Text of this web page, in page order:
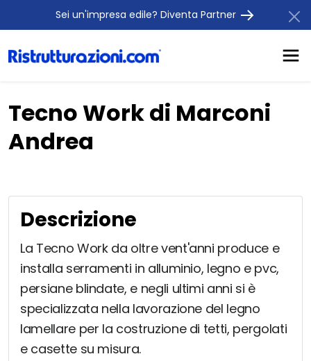
Sei un'impresa edile? Diventa Partner
Tecno Work di Marconi
Andrea
Descrizione
La Tecno Work da oltre vent'anni produce e
installa serramenti in alluminio, legno e pvc,
persiane blindate, e negli ultimi anni si è
specializzata nella lavorazione del legno
lamellare per la costruzione di tetti, pergolati
e casette su misura.